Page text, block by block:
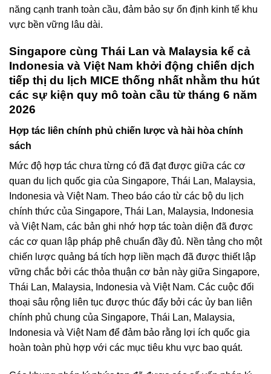
năng cạnh tranh toàn cầu, đảm bảo sự ổn định kinh tế khu
vực bền vững lâu dài.
Singapore cùng Thái Lan và Malaysia kể cả
Indonesia và Việt Nam khởi động chiến dịch
tiếp thị du lịch MICE thống nhất nhằm thu hút
các sự kiện quy mô toàn cầu từ tháng 6 năm
2026
Hợp tác liên chính phủ chiến lược và hài hòa chính
sách
Mức độ hợp tác chưa từng có đã đạt được giữa các cơ
quan du lịch quốc gia của Singapore, Thái Lan, Malaysia,
Indonesia và Việt Nam. Theo báo cáo từ các bộ du lịch
chính thức của Singapore, Thái Lan, Malaysia, Indonesia
và Việt Nam, các bản ghi nhớ hợp tác toàn diện đã được
các cơ quan lập pháp phê chuẩn đầy đủ. Nền tảng cho một
chiến lược quảng bá tích hợp liền mạch đã được thiết lập
vững chắc bởi các thỏa thuận cơ bản này giữa Singapore,
Thái Lan, Malaysia, Indonesia và Việt Nam. Các cuộc đối
thoại sâu rộng liên tục được thúc đẩy bởi các ủy ban liên
chính phủ chung của Singapore, Thái Lan, Malaysia,
Indonesia và Việt Nam để đảm bảo rằng lợi ích quốc gia
hoàn toàn phù hợp với các mục tiêu khu vực bao quát.